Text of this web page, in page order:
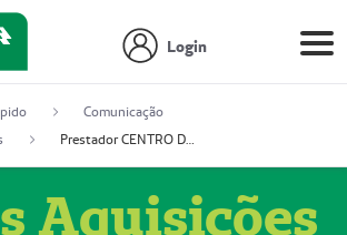
Login
Comunicação
Prestador CENTRO DE ONCOLOGIA
Aquisições